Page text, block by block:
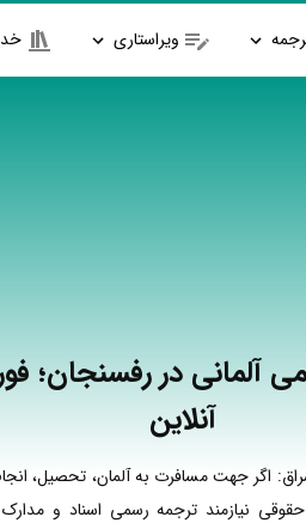
ویراستاری
آلمانی در رفسنجان؛
آنلاین
اگر جهت مسافرت به آلمان، تحصیل،
حقوقی نیازمند ترجمه رسمی اسناد و